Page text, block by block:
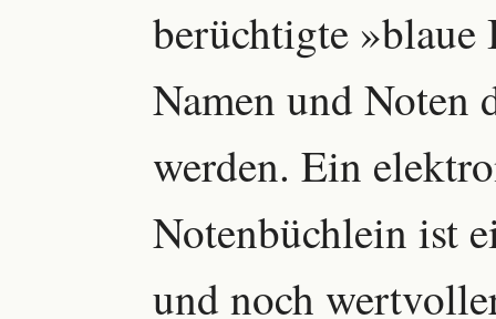
berüchtigte »blaue
Namen und Noten
werden. Ein
Notenbüchlein ist
und noch